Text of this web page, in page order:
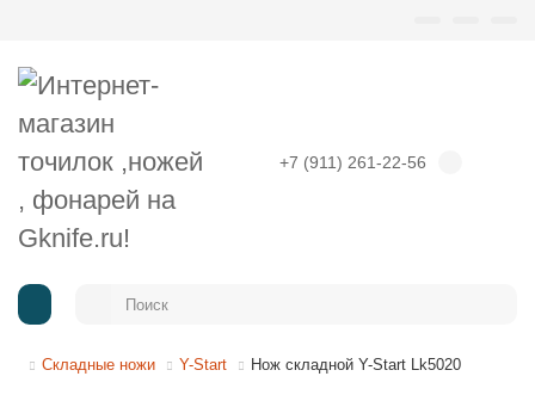
+7 (911) 261-22-56
Складные ножи Y-Start Нож складной Y-Start Lk5020